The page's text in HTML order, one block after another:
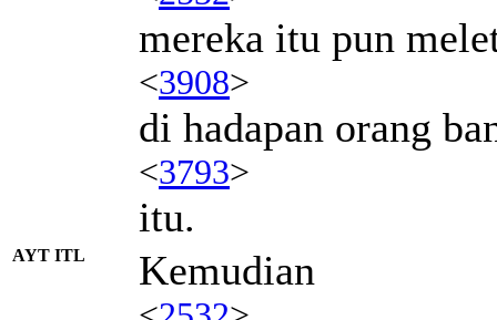
mereka itu pun
<3908>
di hadapan orang
<3793>
itu.
AYT ITL Kemudian